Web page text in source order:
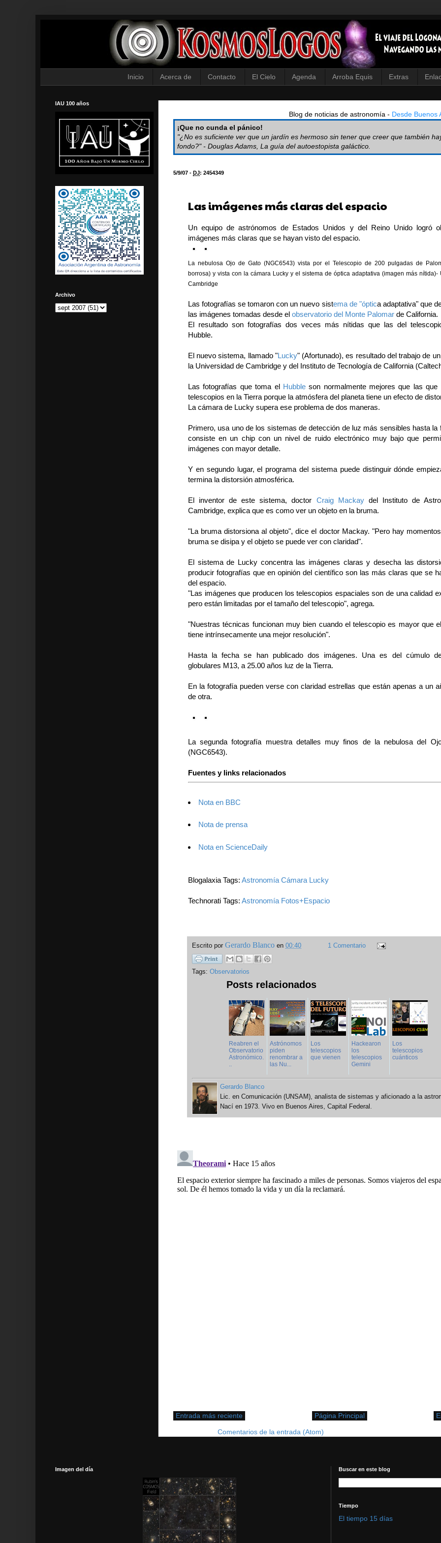
Inicio Acerca de Contacto El Cielo Agenda Arroba Equis Extras
Blog de noticias de astronomía - Desde Buenos
¡Que no cunda el pánico!
"¿No es suficiente ver que un jardín es hermoso sin tener que creer que también
fondo?" - Douglas Adams, La guía del autoestopista galáctico.
5/9/07 - DJ: 2454349
Las imágenes más claras del espacio
Un equipo de astrónomos de Estados Unidos y del Reino Unido logró
imágenes más claras que se hayan visto del espacio.
La nebulosa Ojo de Gato (NGC6543) vista por el Telescopio de 200 pulgadas de
borrosa) y vista con la cámara Lucky y el sistema de óptica adaptativa (imagen más nítida)-
Cambridge
Las fotografías se tomaron con un nuevo sistema de "óptica adaptativa" que
las imágenes tomadas desde el observatorio del Monte Palomar de California.
El resultado son fotografías dos veces más nítidas que las del
Hubble.
El nuevo sistema, llamado "Lucky" (Afortunado), es resultado del trabajo de
la Universidad de Cambridge y del Instituto de Tecnología de California
Las fotografías que toma el Hubbleson normalmente mejores que las que
telescopios en la Tierra porque la atmósfera del planeta tiene un efecto de
La cámara de Lucky supera ese problema de dos maneras.
Primero, usa uno de los sistemas de detección de luz más sensibles hasta la
consiste en un chip con un nivel de ruido electrónico muy bajo que
imágenes con mayor detalle.
Y en segundo lugar, el programa del sistema puede distinguir dónde
termina la distorsión atmosférica.
El inventor de este sistema, doctor Craig Mackaydel Instituto de
Cambridge, explica que es como ver un objeto en la bruma.
"La bruma distorsiona al objeto", dice el doctor Mackay. "Pero hay
bruma se disipa y el objeto se puede ver con claridad".
El sistema de Lucky concentra las imágenes claras y desecha las
producir fotografías que en opinión del científico son las más claras que se
del espacio.
"Las imágenes que producen los telescopios espaciales son de una calidad
pero están limitadas por el tamaño del telescopio", agrega.
"Nuestras técnicas funcionan muy bien cuando el telescopio es mayor que
tiene intrínsecamente una mejor resolución".
Hasta la fecha se han publicado dos imágenes. Una es del cúmulo
globulares M13, a 25.00 años luz de la Tierra.
En la fotografía pueden verse con claridad estrellas que están apenas a un
de otra.
La segunda fotografía muestra detalles muy finos de la nebulosa del
(NGC6543).
Fuentes y links relacionados
Nota en BBC
Nota de prensa
Nota en ScienceDaily
Blogalaxia Tags: Astronomía Cámara Lucky
Technorati Tags: Astronomía Fotos+Espacio
Escrito por Gerardo Blanco en 00:40 1 Comentario
Tags: Observatorios
Posts relacionados
Reabren el
Observatorio
Astronómico.
..
Astrónomos
piden
renombrar a
las Nu...
Los
telescopios
que vienen
Hackearon
los
telescopios
Gemini
Los
telescopios
cuánticos
Gerardo Blanco
Lic. en Comunicación (UNSAM), analista de sistemas y aficionado a la
Nací en 1973. Vivo en Buenos Aires, Capital Federal.
Entrada más reciente Página Principal
Comentarios de la entrada (Atom)
IAU 100 años
Archivo
Imagen del día Buscar en este blog
Tiempo
El tiempo 15 días